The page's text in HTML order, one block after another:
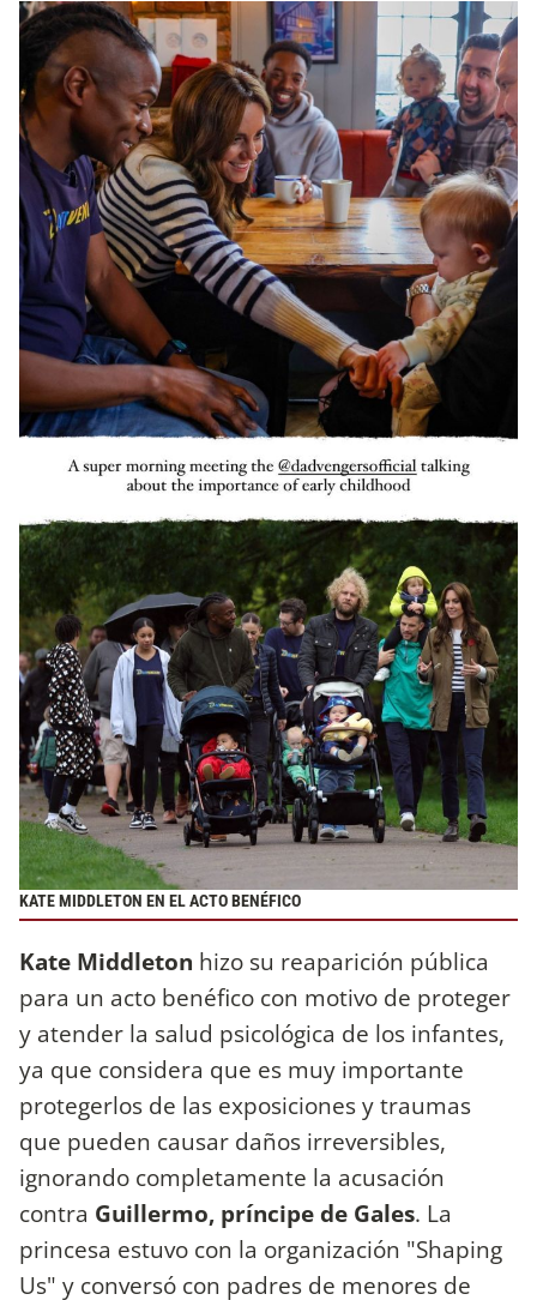
KATE MIDDLETON EN EL ACTO BENÉFICO
Kate Middleton hizo su reaparición pública
para un acto benéfico con motivo de proteger
y atender la salud psicológica de los infantes,
ya que considera que es muy importante
protegerlos de las exposiciones y traumas
que pueden causar daños irreversibles,
ignorando completamente la acusación
contra Guillermo, príncipe de Gales. La
princesa estuvo con la organización "Shaping
Us" y conversó con padres de menores de